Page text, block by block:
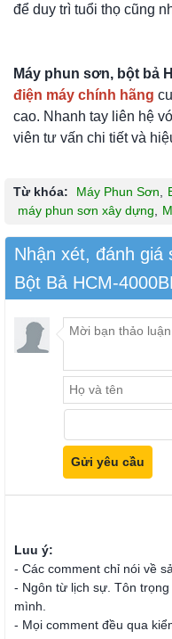
để duy trì tuổi thọ cũng
Máy phun sơn, bột bả
điện máy chính hãng
cao. Nhanh tay liên hệ
viên tư vấn chi tiết và
Từ khóa: Máy Phun Sơn,
máy phun sơn xây dựng,
Nhận xét, đánh giá
Bột Bả HCM-
Luu ý:
- Các comment chỉ nói về
- Ngôn từ lịch sự. Tôn
mình.
- Mọi comment đều qua